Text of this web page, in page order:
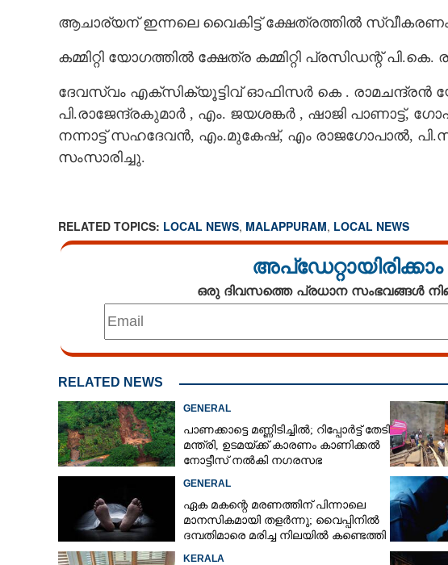
LITERATURE
ആചാര്യന് ഇന്നലെ വൈകിട്ട് ക്ഷേത്രത്തിൽ
കമ്മിറ്റി യോഗത്തിൽ ക്ഷേത്ര കമ്മിറ്റി പ്രസിഡന്റ്
ദേവസ്വം എക്സിക്യൂട്ടിവ് ഓഫിസർ കെ . രാമചന്ദ്രൻ
പി.രാജേന്ദ്രകുമാർ , എം. ജയശങ്കർ , ഷാജി പാണാട്ട്,
നന്നാട്ട് സഹദേവൻ, എം.മുകേഷ്, എം രാജഗോപാൽ,
സംസാരിച്ചു.
RELATED TOPICS: LOCAL NEWS, MALAPPURAM, LOCAL NEWS
ഒരു ദിവസത്തെ പ്രധാന സംഭവങ്ങൾ
RELATED NEWS
GENERAL
പാണക്കാട്ടെ മണ്ണിടിച്ചിൽ; റിപ്പോർട്ട് തേടി
മന്ത്രി, ഉടമയ്ക്ക് കാരണം കാണിക്കൽ
നോട്ടീസ് നൽകി നഗരസഭ
GENERAL
ഏക മകന്റെ മരണത്തിന് പിന്നാലെ
മാനസികമായി തളർന്നു; വൈപ്പിനിൽ
ദമ്പതിമാരെ മരിച്ച നിലയിൽ കണ്ടെത്തി
KERALA